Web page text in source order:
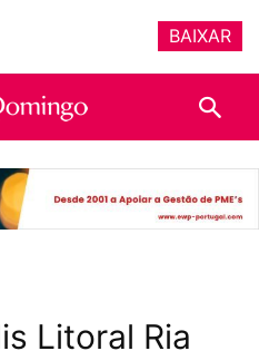
Litoral Ria
BAIXAR